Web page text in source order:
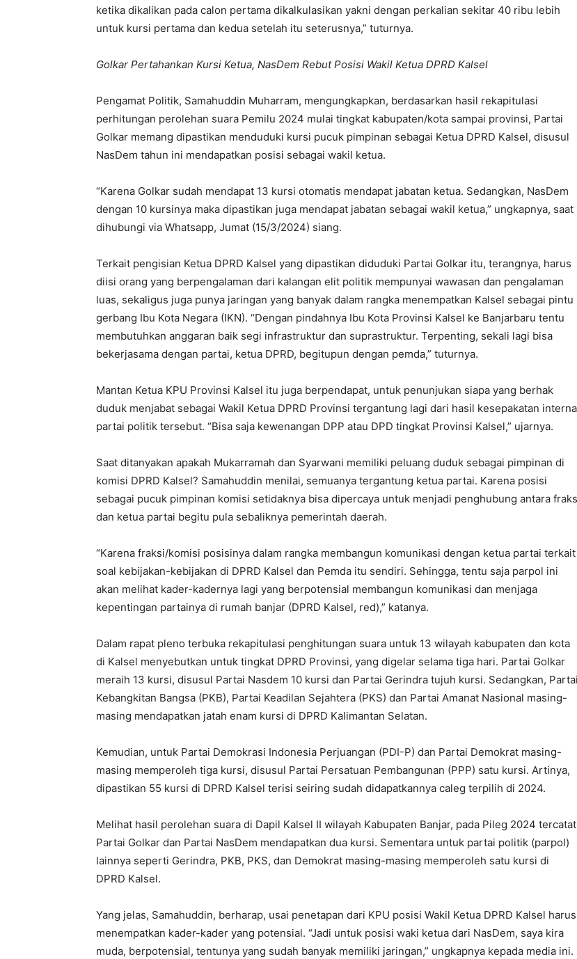
ketika dikalikan pada calon pertama dikalkulasikan yakni dengan perkalian sekitar 40 ribu lebih
untuk kursi pertama dan kedua setelah itu seterusnya,” tuturnya.
Golkar Pertahankan Kursi Ketua, NasDem Rebut Posisi Wakil Ketua DPRD Kalsel
Pengamat Politik, Samahuddin Muharram, mengungkapkan, berdasarkan hasil rekapitulasi
perhitungan perolehan suara Pemilu 2024 mulai tingkat kabupaten/kota sampai provinsi, Partai
Golkar memang dipastikan menduduki kursi pucuk pimpinan sebagai Ketua DPRD Kalsel, disusul
NasDem tahun ini mendapatkan posisi sebagai wakil ketua.
“Karena Golkar sudah mendapat 13 kursi otomatis mendapat jabatan ketua. Sedangkan, NasDem
dengan 10 kursinya maka dipastikan juga mendapat jabatan sebagai wakil ketua,” ungkapnya, saat
dihubungi via Whatsapp, Jumat (15/3/2024) siang.
Terkait pengisian Ketua DPRD Kalsel yang dipastikan diduduki Partai Golkar itu, terangnya, harus
diisi orang yang berpengalaman dari kalangan elit politik mempunyai wawasan dan pengalaman
luas, sekaligus juga punya jaringan yang banyak dalam rangka menempatkan Kalsel sebagai pintu
gerbang Ibu Kota Negara (IKN). “Dengan pindahnya Ibu Kota Provinsi Kalsel ke Banjarbaru tentu
membutuhkan anggaran baik segi infrastruktur dan suprastruktur. Terpenting, sekali lagi bisa
bekerjasama dengan partai, ketua DPRD, begitupun dengan pemda,” tuturnya.
Mantan Ketua KPU Provinsi Kalsel itu juga berpendapat, untuk penunjukan siapa yang berhak
duduk menjabat sebagai Wakil Ketua DPRD Provinsi tergantung lagi dari hasil kesepakatan
partai politik tersebut. “Bisa saja kewenangan DPP atau DPD tingkat Provinsi Kalsel,” ujarnya.
Saat ditanyakan apakah Mukarramah dan Syarwani memiliki peluang duduk sebagai pimpinan di
komisi DPRD Kalsel? Samahuddin menilai, semuanya tergantung ketua partai. Karena posisi
sebagai pucuk pimpinan komisi setidaknya bisa dipercaya untuk menjadi penghubung antara
dan ketua partai begitu pula sebaliknya pemerintah daerah.
“Karena fraksi/komisi posisinya dalam rangka membangun komunikasi dengan ketua partai terkait
soal kebijakan-kebijakan di DPRD Kalsel dan Pemda itu sendiri. Sehingga, tentu saja parpol ini
akan melihat kader-kadernya lagi yang berpotensial membangun komunikasi dan menjaga
kepentingan partainya di rumah banjar (DPRD Kalsel, red),” katanya.
Dalam rapat pleno terbuka rekapitulasi penghitungan suara untuk 13 wilayah kabupaten dan kota
di Kalsel menyebutkan untuk tingkat DPRD Provinsi, yang digelar selama tiga hari. Partai Golkar
meraih 13 kursi, disusul Partai Nasdem 10 kursi dan Partai Gerindra tujuh kursi. Sedangkan, Partai
Kebangkitan Bangsa (PKB), Partai Keadilan Sejahtera (PKS) dan Partai Amanat Nasional masing-
masing mendapatkan jatah enam kursi di DPRD Kalimantan Selatan.
Kemudian, untuk Partai Demokrasi Indonesia Perjuangan (PDI-P) dan Partai Demokrat masing-
masing memperoleh tiga kursi, disusul Partai Persatuan Pembangunan (PPP) satu kursi. Artinya,
dipastikan 55 kursi di DPRD Kalsel terisi seiring sudah didapatkannya caleg terpilih di 2024.
Melihat hasil perolehan suara di Dapil Kalsel II wilayah Kabupaten Banjar, pada Pileg 2024 tercatat
Partai Golkar dan Partai NasDem mendapatkan dua kursi. Sementara untuk partai politik (parpol)
lainnya seperti Gerindra, PKB, PKS, dan Demokrat masing-masing memperoleh satu kursi di
DPRD Kalsel.
Yang jelas, Samahuddin, berharap, usai penetapan dari KPU posisi Wakil Ketua DPRD Kalsel harus
menempatkan kader-kader yang potensial. “Jadi untuk posisi waki ketua dari NasDem, saya kira
muda, berpotensial, tentunya yang sudah banyak memiliki jaringan,” ungkapnya kepada media ini.